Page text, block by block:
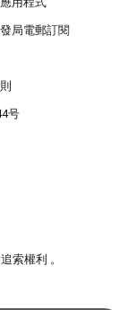
局電郵訂閱
号
索權利 。